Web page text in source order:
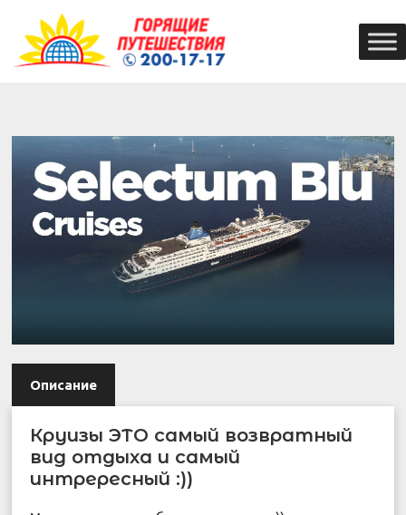
Описание
Круизы ЭТО самый возвратный
вид отдыха и самый
интрересный :))